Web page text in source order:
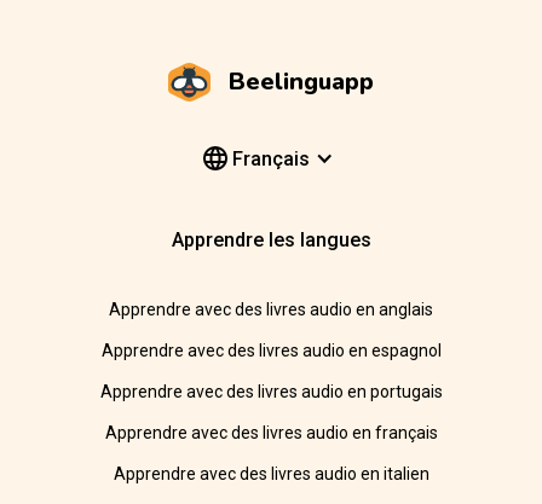
Beelinguapp
Français
Apprendre les langues
Apprendre avec des livres audio en anglais
Apprendre avec des livres audio en espagnol
Apprendre avec des livres audio en portugais
Apprendre avec des livres audio en français
Apprendre avec des livres audio en italien